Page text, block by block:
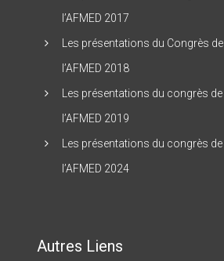
l’AFMED 2017
Les présentations du Congrès de
l’AFMED 2018
Les présentations du congrès de
l’AFMED 2019
Les présentations du congrès de
l’AFMED 2024
Autres Liens